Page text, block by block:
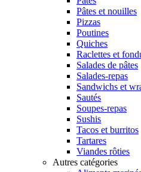
Pâtes et nouilles
Pizzas
Poutines
Quiches
Raclettes et
Salades de pâtes
Salades-repas
Sandwichs et
Sautés
Soupes-repas
Sushis
Tacos et burritos
Tartares
Viandes rôties
Autres catégories